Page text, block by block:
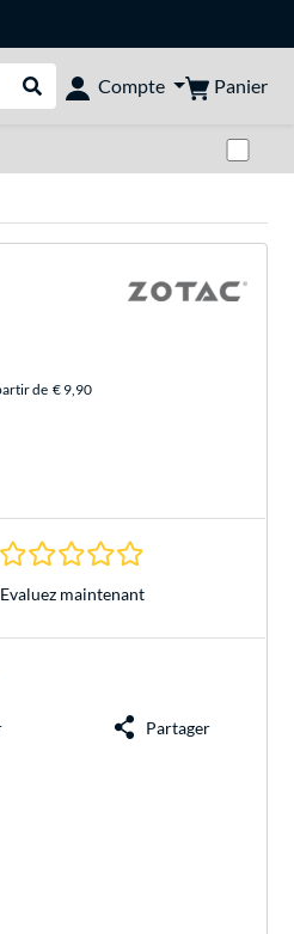
Rechercher dans le shop
Compte Panier
de € 9,90
0.0 Étoiles à 0
Evaluez maintenant
Partager